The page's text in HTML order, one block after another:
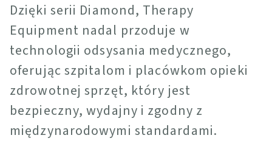
Dzięki serii Diamond, Therapy
Equipment nadal przoduje w
technologii odsysania medycznego,
oferując szpitalom i placówkom opieki
zdrowotnej sprzęt, który jest
bezpieczny, wydajny i zgodny z
międzynarodowymi standardami.